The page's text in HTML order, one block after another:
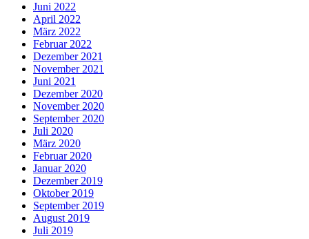
Juni 2022
April 2022
März 2022
Februar 2022
Dezember 2021
November 2021
Juni 2021
Dezember 2020
November 2020
September 2020
Juli 2020
März 2020
Februar 2020
Januar 2020
Dezember 2019
Oktober 2019
September 2019
August 2019
Juli 2019